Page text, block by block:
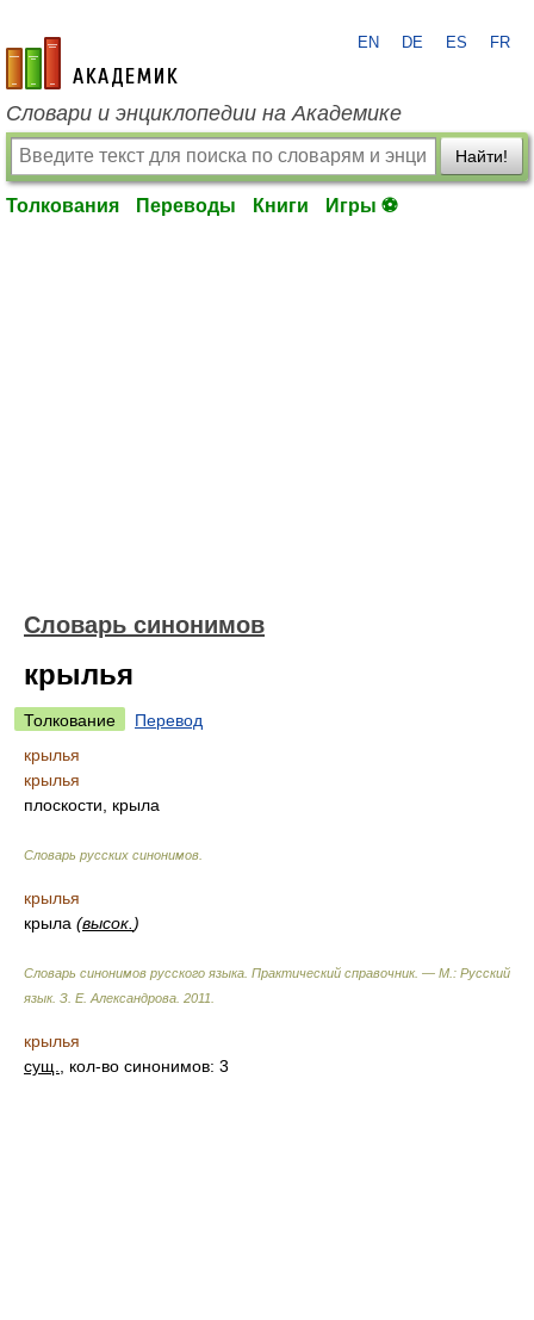
academic.ru
EN DE ES FR
Словари и энциклопедии на Академике
Найти!
Толкования Переводы Книги Игры ⚽
Словарь синонимов
крылья
Толкование
Перевод
крылья
крылья
плоскости, крыла
Словарь русских синонимов
крылья
крыла (высок. )
Словарь синонимов русского языка. Практический справочник. — М.: Русский
язык. З. Е. Александрова 2011
крылья
сущ.
, кол-во синонимов: 3